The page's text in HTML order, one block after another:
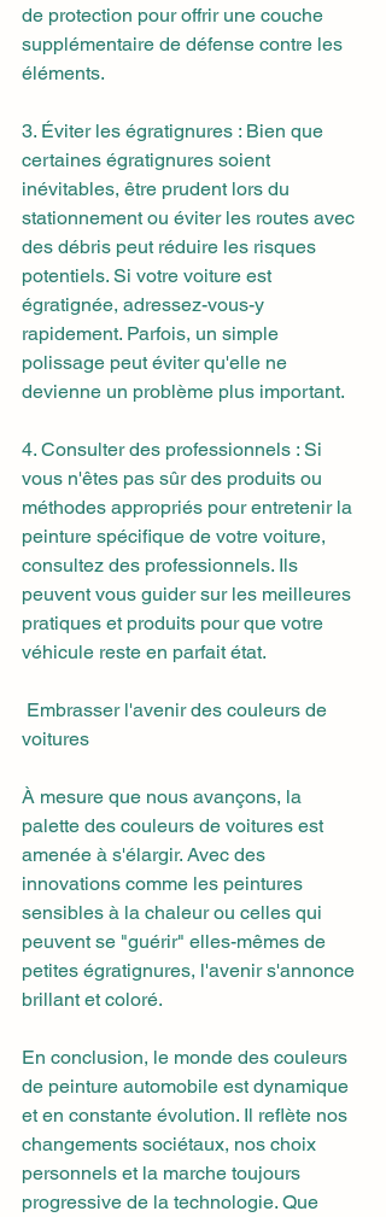
de protection pour offrir une couche
supplémentaire de défense contre les
éléments.
3. Éviter les égratignures : Bien que
certaines égratignures soient
inévitables, être prudent lors du
stationnement ou éviter les routes avec
des débris peut réduire les risques
potentiels. Si votre voiture est
égratignée, adressez-vous-y
rapidement. Parfois, un simple
polissage peut éviter qu'elle ne
devienne un problème plus important.
4. Consulter des professionnels : Si
vous n'êtes pas sûr des produits ou
méthodes appropriés pour entretenir la
peinture spécifique de votre voiture,
consultez des professionnels. Ils
peuvent vous guider sur les meilleures
pratiques et produits pour que votre
véhicule reste en parfait état.
voitures
À mesure que nous avançons, la
palette des couleurs de voitures est
amenée à s'élargir. Avec des
innovations comme les peintures
sensibles à la chaleur ou celles qui
peuvent se "guérir" elles-mêmes de
petites égratignures, l'avenir s'annonce
brillant et coloré.
En conclusion, le monde des couleurs
de peinture automobile est dynamique
et en constante évolution. Il reflète nos
changements sociétaux, nos choix
personnels et la marche toujours
progressive de la technologie. Que